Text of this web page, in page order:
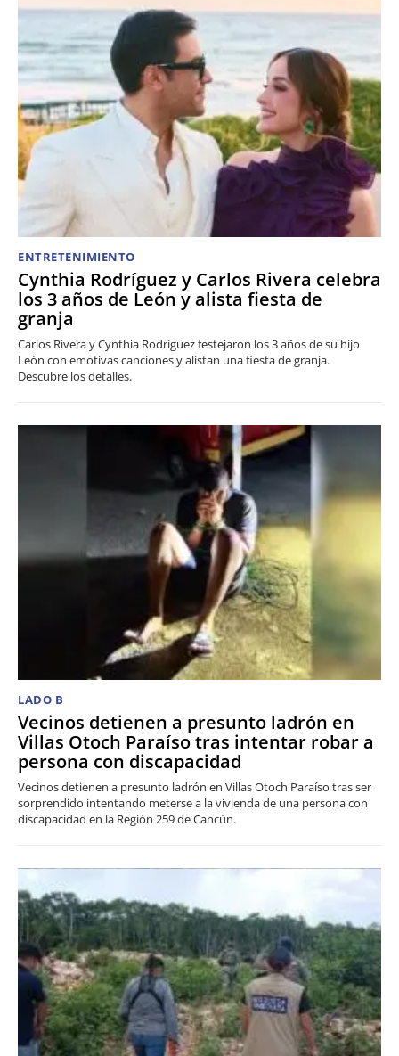
ENTRETENIMIENTO
Cynthia Rodríguez y Carlos Rivera celebra
los 3 años de León y alista fiesta de
granja
Carlos Rivera y Cynthia Rodríguez festejaron los 3 años de su hijo
León con emotivas canciones y alistan una fiesta de granja.
Descubre los detalles.
LADO B
Vecinos detienen a presunto ladrón en
Villas Otoch Paraíso tras intentar robar a
persona con discapacidad
Vecinos detienen a presunto ladrón en Villas Otoch Paraíso tras ser
sorprendido intentando meterse a la vivienda de una persona con
discapacidad en la Región 259 de Cancún.